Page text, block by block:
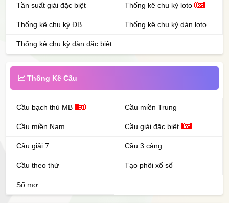
Tần suất giải đặc biệt Thống kê chu kỳ loto
Thống kê chu kỳ ĐB Thống kê chu kỳ dàn loto
Thống kê chu kỳ dàn đặc biệt
Thống Kê Cầu
Cầu bạch thủ MB Cầu miền Trung
Cầu miền Nam Cầu giải đặc biệt
Cầu giải 7 Cầu 3 càng
Cầu theo thứ Tạo phôi xổ số
Sổ mơ